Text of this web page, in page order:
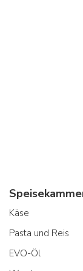
Käse
Pasta und Reis
EVO-Öl